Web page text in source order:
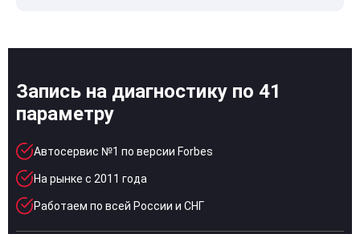
Запись на диагностику по 41
параметру
Автосервис №1 по версии Forbes
На рынке с 2011 года
Работаем по всей России и СНГ